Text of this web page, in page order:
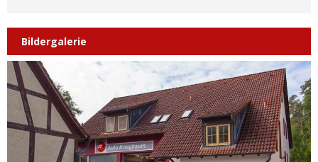
Bildergalerie